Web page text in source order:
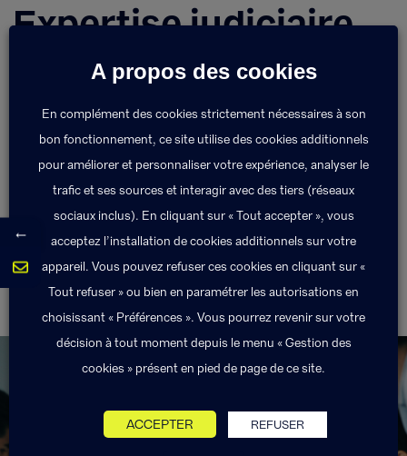
Expertise judiciaire
Un tribunal peut désigner un expert à la demande
l’expertise.
Retour au lexique
Expertise judiciaire Fonds de Garantie
Exponens Solutions fait partie
A propos des cookies
En complément des cookies strictement nécessaires à son
bon fonctionnement, ce site utilise des cookies additionnels
pour améliorer et personnaliser votre expérience, analyser le
trafic et ses sources et interagir avec des tiers (réseaux
sociaux inclus). En cliquant sur « Tout accepter », vous
acceptez l’installation de cookies additionnels sur votre
appareil. Vous pouvez refuser ces cookies en cliquant sur «
Tout refuser » ou bien en paramétrer les autorisations en
choisissant « Préférences ». Vous pourrez revenir sur votre
décision à tout moment depuis le menu « Gestion des
cookies » présent en pied de page de ce site.
ACCEPTER REFUSER
←